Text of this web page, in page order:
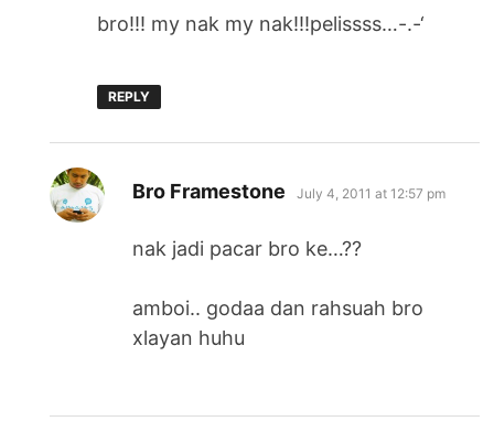
bro!!! my nak my nak!!!pelissss…-.-‘
REPLY
Bro Framestone says:
July 4, 2011 at 12:57 pm
nak jadi pacar bro ke…??
amboi.. godaa dan rahsuah bro
xlayan huhu